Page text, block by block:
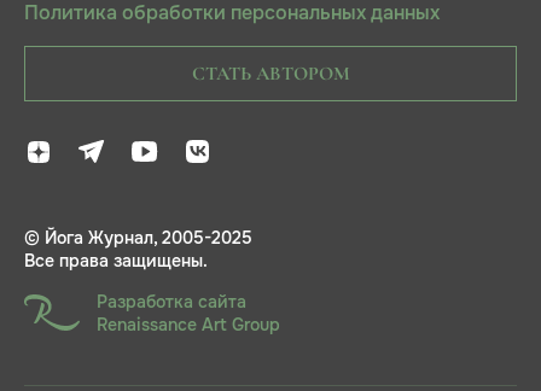
Политика обработки персональных данных
СТАТЬ АВТОРОМ
© Йога Журнал, 2005-2025
Все права защищены.
Разработка сайта
Renaissance Art Group